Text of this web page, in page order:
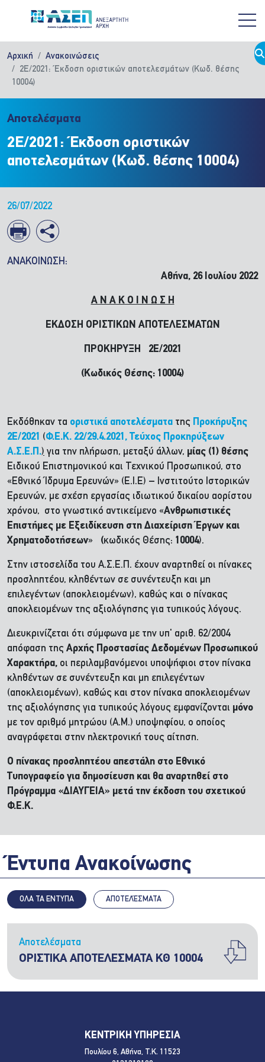
Αρχική
Ανακοινώσεις
2Ε/2021: Έκδοση οριστικών αποτελεσμάτων (Κωδ. θέσης
10004)
Αποτελέσματα
2Ε/2021: Έκδοση οριστικών
αποτελεσμάτων (Κωδ. θέσης 10004)
26/07/2022
ΑΝΑΚΟΙΝΩΣΗ:
Αθήνα, 26 Ιουλίου 2022
Α Ν Α Κ Ο Ι Ν Ω Σ Η
ΕΚΔΟΣΗ ΟΡΙΣΤΙΚΩΝ ΑΠΟΤΕΛΕΣΜΑΤΩΝ
ΠΡΟΚΗΡΥΞΗ 2Ε/2021
(Κωδικός Θέσης: 10004)
Εκδόθηκαν τα οριστικά αποτελέσματα της Προκήρυξης
2E/2021 (Φ.Ε.Κ. 22/29.4.2021, Τεύχος Προκηρύξεων
Α.Σ.Ε.Π.) για την πλήρωση, μεταξύ άλλων, μίας (1) θέσης
Ειδικού Επιστημονικού και Τεχνικού Προσωπικού, στο
«Εθνικό Ίδρυμα Ερευνών» (Ε.Ι.Ε) – Ινστιτούτο Ιστορικών
Ερευνών, με σχέση εργασίας ιδιωτικού δικαίου αορίστου
χρόνου, στο γνωστικό αντικείμενο «Ανθρωπιστικές
Επιστήμες με Εξειδίκευση στη Διαχείριση Έργων και
Χρηματοδοτήσεων» (κωδικός Θέσης: 10004).
Στην ιστοσελίδα του Α.Σ.Ε.Π. έχουν αναρτηθεί οι πίνακες
προσληπτέου, κληθέντων σε συνέντευξη και μη
επιλεγέντων (αποκλειομένων), καθώς και ο πίνακας
αποκλειομένων της αξιολόγησης για τυπικούς λόγους.
Διευκρινίζεται ότι σύμφωνα με την υπ' αριθ. 62/2004
απόφαση της Αρχής Προστασίας Δεδομένων Προσωπικού
Χαρακτήρα, οι περιλαμβανόμενοι υποψήφιοι στον πίνακα
κληθέντων σε συνέντευξη και μη επιλεγέντων
(αποκλειομένων), καθώς και στον πίνακα αποκλειομένων
της αξιολόγησης για τυπικούς λόγους εμφανίζονται μόνο
με τον αριθμό μητρώου (Α.Μ.) υποψηφίου, ο οποίος
αναγράφεται στην ηλεκτρονική τους αίτηση.
Ο πίνακας προσληπτέου απεστάλη στο Εθνικό
Τυπογραφείο για δημοσίευση και θα αναρτηθεί στο
Πρόγραμμα «ΔΙΑΥΓΕΙΑ» μετά την έκδοση του σχετικού
Φ.Ε.Κ.
Έντυπα Ανακοίνωσης
ΟΛΑ ΤΑ ΕΝΤΥΠΑ ΑΠΟΤΕΛΈΣΜΑΤΑ
Αποτελέσματα
ΟΡΙΣΤΙΚΑ ΑΠΟΤΕΛΕΣΜΑΤΑ ΚΘ 10004
ΚΕΝΤΡΙΚΗ ΥΠΗΡΕΣΙΑ
Πουλίου 6, Αθήνα, Τ.Κ. 11523